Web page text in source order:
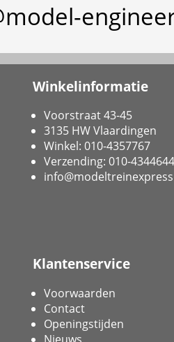
Winkelinformatie
Voorstraat 43-45
3135 HW Vlaardingen
Winkel: 010-4357767
Verzending: 010-4344644
Klantenservice
Voorwaarden
Contact
Openingstijden